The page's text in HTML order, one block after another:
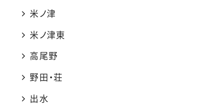
米ノ津
米ノ津東
高尾野
野田・荘
出水